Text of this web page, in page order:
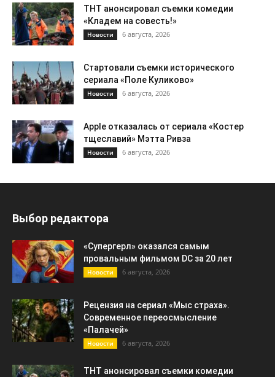
ТНТ анонсировал съемки комедии
«Кладем на совесть!»
Новости 6 августа, 2026
Стартовали съемки исторического
сериала «Поле Куликово»
Новости 6 августа, 2026
Apple отказалась от сериала «Костер
тщеславий» Мэтта Ривза
Новости 6 августа, 2026
Выбор редактора
«Супергерл» оказался самым
провальным фильмом DC за 20 лет
Новости 6 августа, 2026
Рецензия на сериал «Мыс страха».
Современное переосмысление
«Палачей»
Новости 6 августа, 2026
ТНТ анонсировал съемки комедии